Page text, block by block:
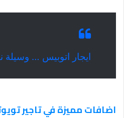
ايجار اتوبيس …
اضافات مميزة في تاجير